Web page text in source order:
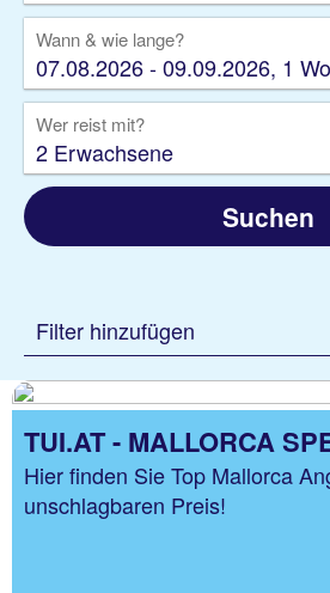
Wann & wie lange?
07.08.2026 - 09.09.2026, 1
Wer reist mit?
2 Erwachsene
Suchen
Filter hinzufügen
TUI.AT - MALLORCA
Hier finden Sie Top Mallorca
unschlagbaren Preis!